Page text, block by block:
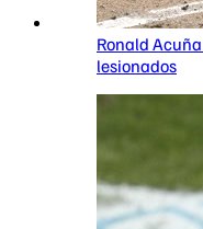
Ronald
lesionados